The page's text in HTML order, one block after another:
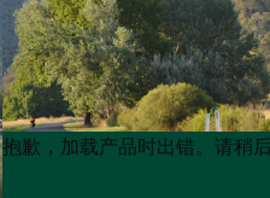
Product
List
Product
List
抱歉，加载产品时出错。请稍后